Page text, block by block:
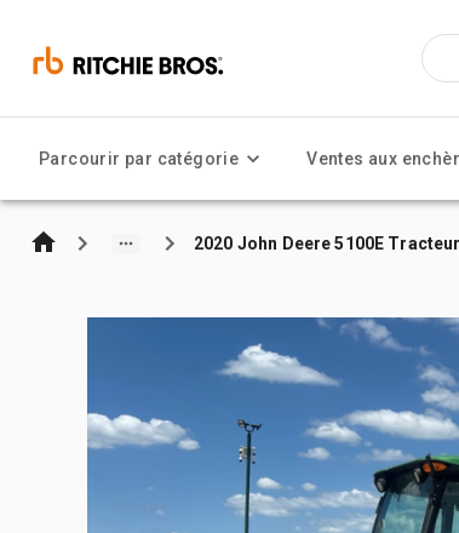
Parcourir par catégorie Ventes aux
2020 John Deere 5100E